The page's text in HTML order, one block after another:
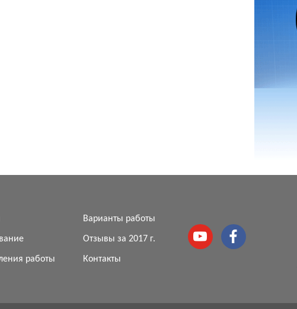
работы
Варианты работы
Отзывы за 2017 г.
Контакты